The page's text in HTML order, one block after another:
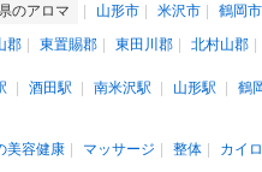
のアロマ 山形市 米沢市 鶴岡市
郡
東置賜郡 東田川郡 北村山郡
酒田駅 南米沢駅 山形駅 鶴
美容健康 マッサージ 整体 カイロ